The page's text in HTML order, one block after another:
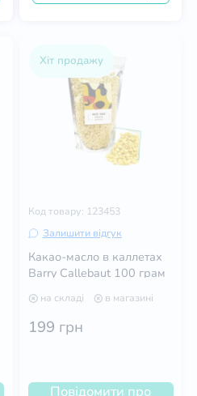
Хіт продажу
Код товару: 123453
Залишити відгук
Какао-масло в каллетах
Barry Callebaut 100 грам
на складі в магазині
199 грн
Повідомити про